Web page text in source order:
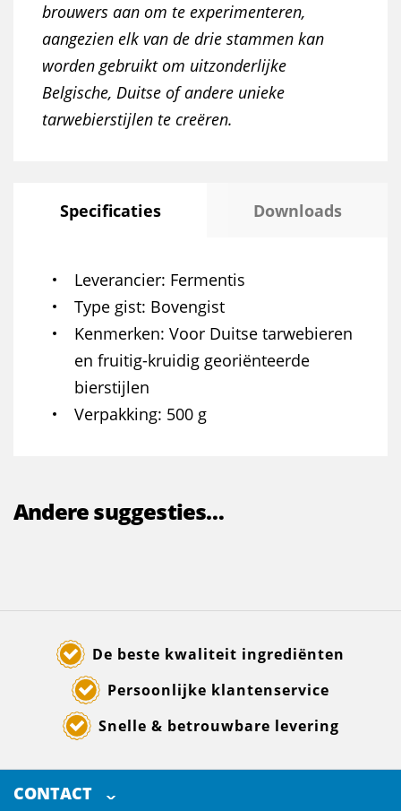
brouwers aan om te experimenteren,
aangezien elk van de drie stammen kan
worden gebruikt om uitzonderlijke
Belgische, Duitse of andere unieke
tarwebierstijlen te creëren.
Specificaties Downloads
Leverancier Fermentis
Type gist Bovengist
Kenmerken Voor Duitse tarwebieren
en fruitig-kruidig georiënteerde
bierstijlen
Verpakking 500 g
Andere suggesties…
De beste kwaliteit ingrediënten
Persoonlijke klantenservice
Snelle & betrouwbare levering
CONTACT